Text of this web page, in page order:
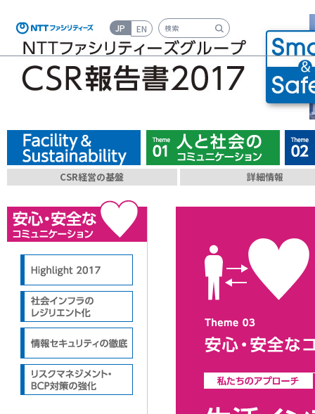
JP EN 検索キーワード入力
CSR経営の基盤 詳細情報